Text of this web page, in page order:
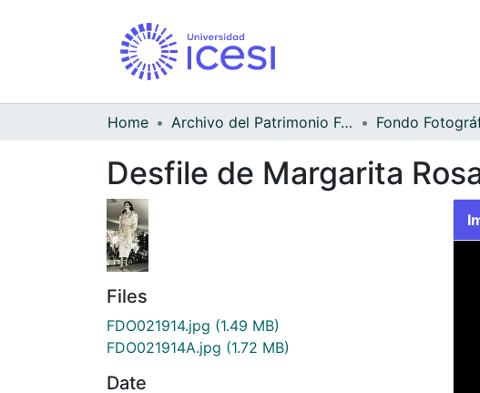
Home Archivo del Patrimonio Fotográfico y Fílmico del Valle del Cauca
Desfile de Margarita
Files
FDO021914.jpg (1.49 MB)
FDO021914A.jpg (1.72 MB)
Date